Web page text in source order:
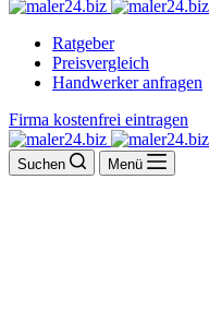
Ratgeber
Preisvergleich
Handwerker anfragen
Firma kostenfrei eintragen
Suchen Menü